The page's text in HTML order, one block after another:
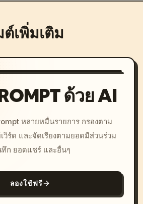
เพิ่มเติม
ด้วย AI
หลายหมื่นรายการ กรองตาม
วิร์ด และจัดเรียงตามยอดมีส่วนร่วม
ก ยอดแชร์ และอื่นๆ
ลองใช้ฟรี